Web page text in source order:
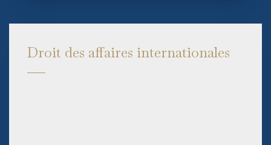
Droit des affaires internationales